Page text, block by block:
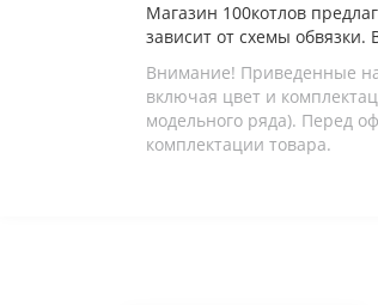
Магазин 100котлов
зависит от схемы обвязки.
Внимание! Приведенные
включая цвет и
модельного ряда). Перед
комплектации товара.